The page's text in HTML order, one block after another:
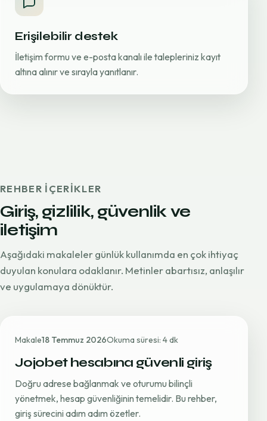
Erişilebilir destek
İletişim formu ve e-posta kanalı ile talepleriniz kayıt
altına alınır ve sırayla yanıtlanır.
REHBER IÇERIKLER
Giriş, gizlilik, güvenlik ve
iletişim
Aşağıdaki makaleler günlük kullanımda en çok ihtiyaç
duyulan konulara odaklanır. Metinler abartısız, anlaşılır
ve uygulamaya dönüktür.
Makale18 Temmuz 2026Okuma süresi: 4 dk
Jojobet hesabına güvenli giriş
Doğru adrese bağlanmak ve oturumu bilinçli
yönetmek, hesap güvenliğinin temelidir. Bu rehber,
giriş sürecini adım adım özetler.